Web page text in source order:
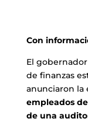
Con
El
de finanzas
anunciaron la
empleados
de una